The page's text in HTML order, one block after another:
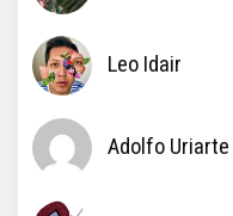
Leo Idair
Adolfo Uriarte